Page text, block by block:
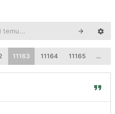
11163 11164 11165 ...